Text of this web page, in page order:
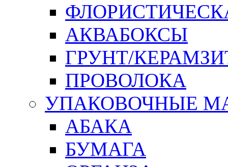
АКВАБОКСЫ
ГРУНТ/
ПРОВОЛОКА
УПАКОВОЧНЫЕ
АБАКА
БУМАГА